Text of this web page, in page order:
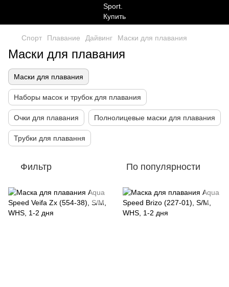
Спорт Плавание Дайвинг Маски для плавания
Маски для плавания
Маски для плавания
Наборы масок и трубок для плавания
Очки для плавания Полнолицевые маски для плавания
Трубки для плавання
Фильтр По популярности